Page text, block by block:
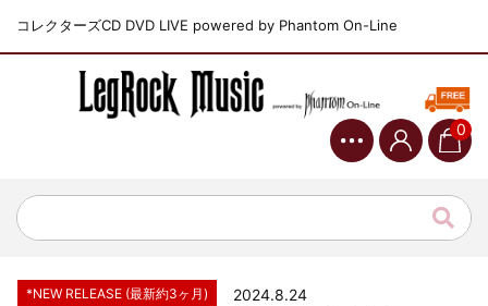
コレクターズCD DVD LIVE powered by Phantom On-Line
0
ジャーニー / 1979年5月8+9日 コロラド州 2公演 SBD 完全収録！
*NEW RELEASE (最新約3ヶ月)
2024.11.9
*NEW RELEASE (最新約3ヶ月)
2024.8.24